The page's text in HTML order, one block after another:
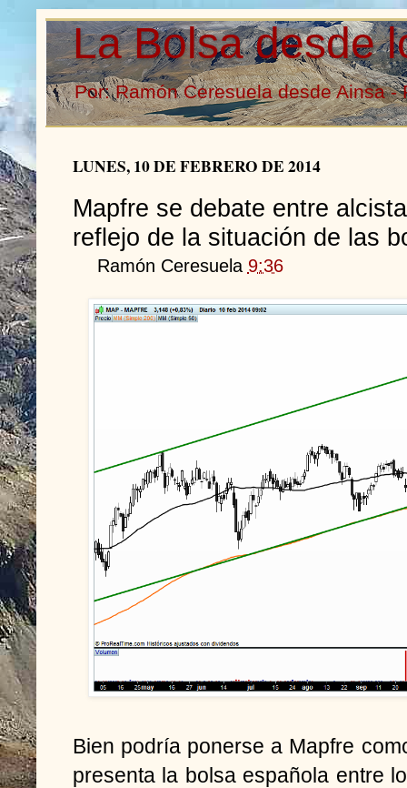
La Bolsa desde
Por: Ramón Ceresuela desde Ainsa -
LUNES, 10 DE FEBRERO DE 2014
Mapfre se debate entre
reflejo de la situación de las
Ramón Ceresuela 9:36
Bien podría ponerse a Mapfre
presenta la bolsa española entre